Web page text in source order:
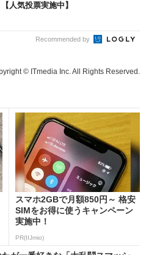
人気投票実施中】
Recommended by
© ITmedia Inc. All Rights Reserved.
スマホ2GBで月額850円～ 格安
SIMをお得に使うキャンペーン
実施中！
PR(IIJmio)